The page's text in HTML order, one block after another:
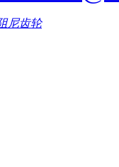
尼齿轮